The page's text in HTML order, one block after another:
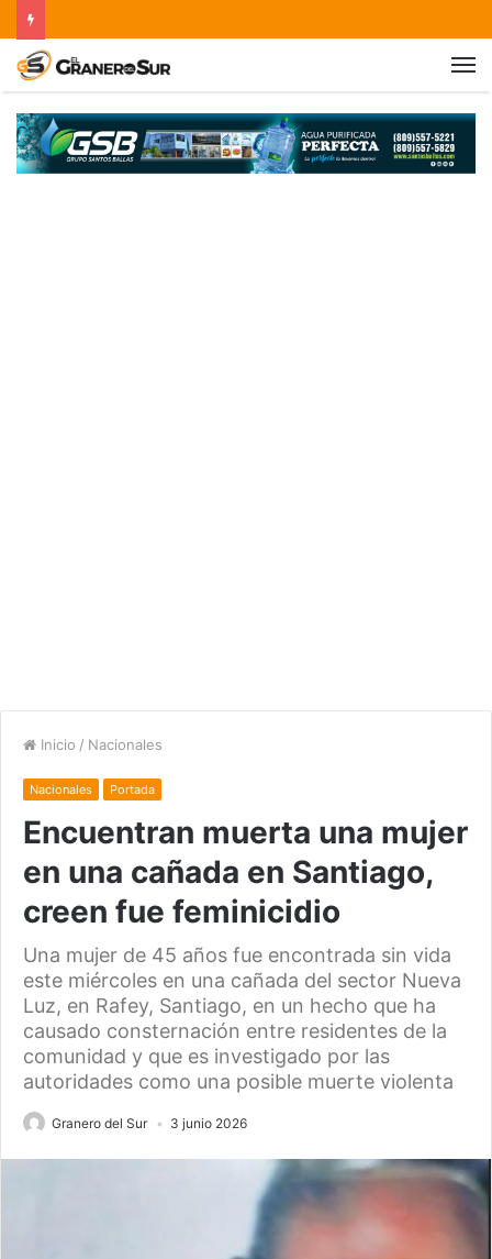
Inicio / Nacionales
Nacionales Portada
Encuentran muerta una mujer
en una cañada en Santiago,
creen fue feminicidio
Una mujer de 45 años fue encontrada sin vida
este miércoles en una cañada del sector Nueva
Luz, en Rafey, Santiago, en un hecho que ha
causado consternación entre residentes de la
comunidad y que es investigado por las
autoridades como una posible muerte violenta
Granero del Sur 3 junio 2026